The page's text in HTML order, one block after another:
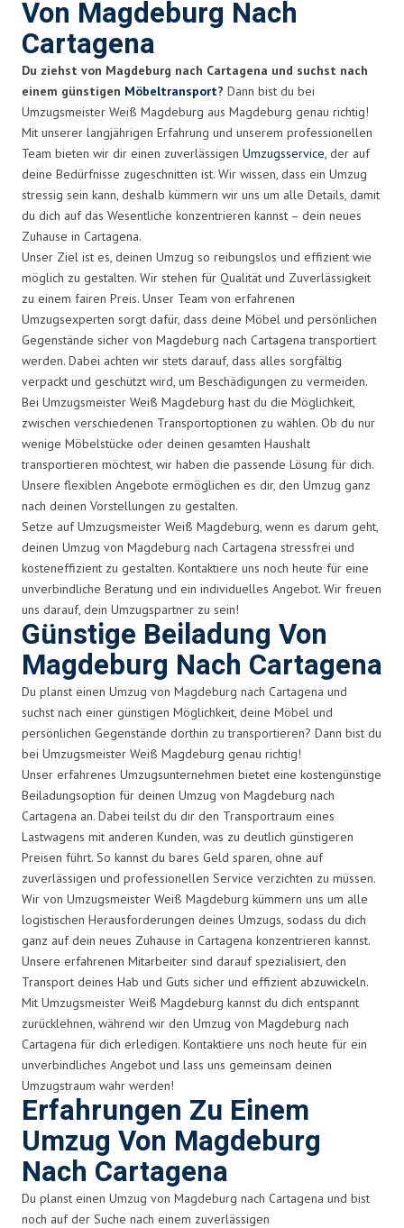
Von Magdeburg Nach
Cartagena
Du ziehst von Magdeburg nach Cartagena und suchst nach
einem günstigen Möbeltransport? Dann bist du bei
Umzugsmeister Weiß Magdeburg aus Magdeburg genau richtig!
Mit unserer langjährigen Erfahrung und unserem professionellen
Team bieten wir dir einen zuverlässigen Umzugsservice, der auf
deine Bedürfnisse zugeschnitten ist. Wir wissen, dass ein Umzug
stressig sein kann, deshalb kümmern wir uns um alle Details, damit
du dich auf das Wesentliche konzentrieren kannst – dein neues
Zuhause in Cartagena.
Unser Ziel ist es, deinen Umzug so reibungslos und effizient wie
möglich zu gestalten. Wir stehen für Qualität und Zuverlässigkeit
zu einem fairen Preis. Unser Team von erfahrenen
Umzugsexperten sorgt dafür, dass deine Möbel und persönlichen
Gegenstände sicher von Magdeburg nach Cartagena transportiert
werden. Dabei achten wir stets darauf, dass alles sorgfältig
verpackt und geschützt wird, um Beschädigungen zu vermeiden.
Bei Umzugsmeister Weiß Magdeburg hast du die Möglichkeit,
zwischen verschiedenen Transportoptionen zu wählen. Ob du nur
wenige Möbelstücke oder deinen gesamten Haushalt
transportieren möchtest, wir haben die passende Lösung für dich.
Unsere flexiblen Angebote ermöglichen es dir, den Umzug ganz
nach deinen Vorstellungen zu gestalten.
Setze auf Umzugsmeister Weiß Magdeburg, wenn es darum geht,
deinen Umzug von Magdeburg nach Cartagena stressfrei und
kosteneffizient zu gestalten. Kontaktiere uns noch heute für eine
unverbindliche Beratung und ein individuelles Angebot. Wir freuen
uns darauf, dein Umzugspartner zu sein!
Günstige Beiladung Von
Magdeburg Nach Cartagena
Du planst einen Umzug von Magdeburg nach Cartagena und
suchst nach einer günstigen Möglichkeit, deine Möbel und
persönlichen Gegenstände dorthin zu transportieren? Dann bist du
bei Umzugsmeister Weiß Magdeburg genau richtig!
Unser erfahrenes Umzugsunternehmen bietet eine kostengünstige
Beiladungsoption für deinen Umzug von Magdeburg nach
Cartagena an. Dabei teilst du dir den Transportraum eines
Lastwagens mit anderen Kunden, was zu deutlich günstigeren
Preisen führt. So kannst du bares Geld sparen, ohne auf
zuverlässigen und professionellen Service verzichten zu müssen.
Wir von Umzugsmeister Weiß Magdeburg kümmern uns um alle
logistischen Herausforderungen deines Umzugs, sodass du dich
ganz auf dein neues Zuhause in Cartagena konzentrieren kannst.
Unsere erfahrenen Mitarbeiter sind darauf spezialisiert, den
Transport deines Hab und Guts sicher und effizient abzuwickeln.
Mit Umzugsmeister Weiß Magdeburg kannst du dich entspannt
zurücklehnen, während wir den Umzug von Magdeburg nach
Cartagena für dich erledigen. Kontaktiere uns noch heute für ein
unverbindliches Angebot und lass uns gemeinsam deinen
Umzugstraum wahr werden!
Erfahrungen Zu Einem
Umzug Von Magdeburg
Nach Cartagena
Du planst einen Umzug von Magdeburg nach Cartagena und bist
noch auf der Suche nach einem zuverlässigen